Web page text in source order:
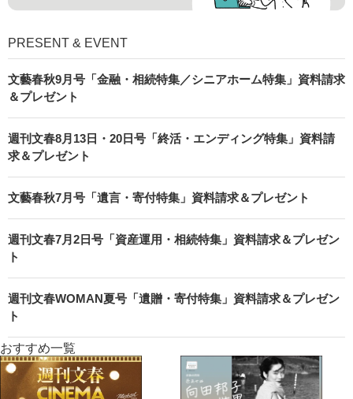
PRESENT & EVENT
文藝春秋9月号「金融・相続特集／シニアホーム特集」資料請求
＆プレゼント
週刊文春8月13日・20日号「終活・エンディング特集」資料請
求＆プレゼント
文藝春秋7月号「遺言・寄付特集」資料請求＆プレゼント
週刊文春7月2日号「資産運用・相続特集」資料請求＆プレゼン
ト
週刊文春WOMAN夏号「遺贈・寄付特集」資料請求＆プレゼン
ト
おすすめ一覧